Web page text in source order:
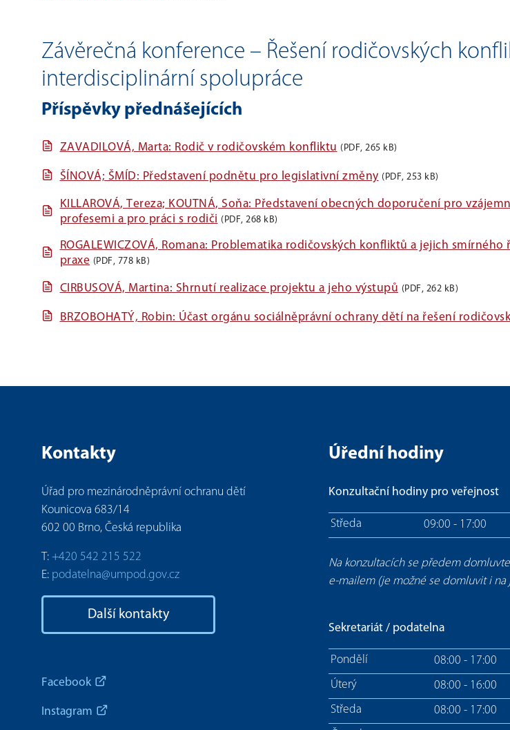
Závěrečná konference – Řešení rodičovských
interdisciplinární spolupráce
Příspěvky přednášejících
ZAVADILOVÁ, Marta: Rodič v rodičovském konfliktu (PDF, 265 kB)
ŠÍNOVÁ; ŠMÍD: Představení podnětu pro legislativní změny (PDF, 253 kB)
KILLAROVÁ, Tereza; KOUTNÁ, Soňa: Představení obecných doporučení pro
profesemi a pro práci s rodiči (PDF, 268 kB)
ROGALEWICZOVÁ, Romana: Problematika rodičovských konfliktů a jejich
praxe (PDF, 778 kB)
CIRBUSOVÁ, Martina: Shrnutí realizace projektu a jeho výstupů (PDF, 262 kB)
BRZOBOHATÝ, Robin: Účast orgánu sociálněprávní ochrany dětí na řešení
Kontakty
Úřad pro mezinárodněprávní ochranu dětí
Kounicova 683/14
602 00 Brno, Česká republika
T: +420 542 215 522
E: podatelna@umpod.gov.cz
Další kontakty
Facebook
Instagram
Úřední hodiny
Konzultační hodiny pro veřejnost
Středa 09:00 - 17:00
Na konzultacích se předem
e-mailem (je možné se domluvit i na
Sekretariát / podatelna
Pondělí 08:00 - 17:00
Úterý 08:00 - 16:00
Středa 08:00 - 17:00